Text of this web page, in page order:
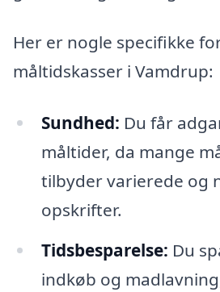
Her er nogle specifikke
måltidskasser i Vamdrup:
Sundhed: Du får
måltider, da mange
tilbyder varierede og
opskrifter.
Tidsbesparelse: Du
indkøb og